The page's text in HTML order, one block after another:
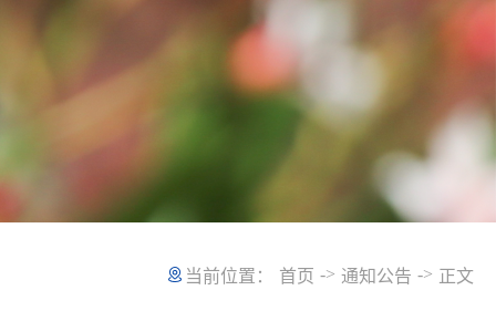
当前位置： 首页 -> 通知公告 -> 正文